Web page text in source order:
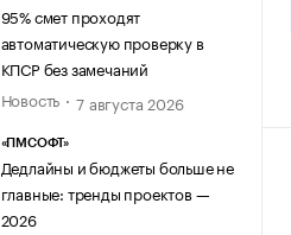
95% смет проходят
автоматическую проверку в
КПСР без замечаний
Новость
7 августа 2026
«ПМСОФТ»
Дедлайны и бюджеты больше не
главные: тренды проектов —
2026